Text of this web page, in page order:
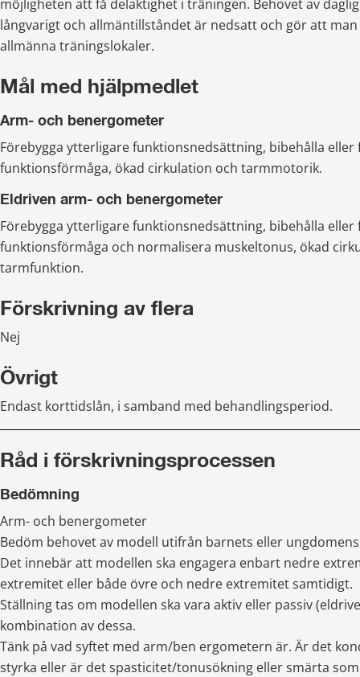
möjligheten att få delaktighet i träningen. Behovet av
långvarigt och allmäntillståndet är nedsatt och gör att
allmänna träningslokaler.
Mål med hjälpmedlet
Arm- och benergometer
Förebygga ytterligare funktionsnedsättning, bibehålla
funktionsförmåga, ökad cirkulation och tarmmotorik.
Eldriven arm- och benergometer
Förebygga ytterligare funktionsnedsättning, bibehålla
funktionsförmåga och normalisera muskeltonus, ökad
tarmfunktion.
Förskrivning av flera
Nej
Övrigt
Endast korttidslån, i samband med behandlingsperiod.
Råd i förskrivningsprocessen
Bedömning
Arm- och benergometer
Bedöm behovet av modell utifrån barnets eller
Det innebär att modellen ska engagera enbart nedre
extremitet eller både övre och nedre extremitet samtidigt.
Ställning tas om modellen ska vara aktiv eller passiv
kombination av dessa.
Tänk på vad syftet med arm/ben ergometern är. Är det
styrka eller är det spasticitet/tonusökning eller smärta